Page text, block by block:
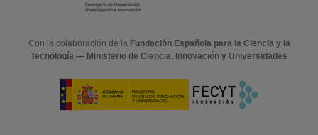
Con la colaboración de la Fundación Española para la Ciencia y la
Tecnología — Ministerio de Ciencia, Innovación y Universidades